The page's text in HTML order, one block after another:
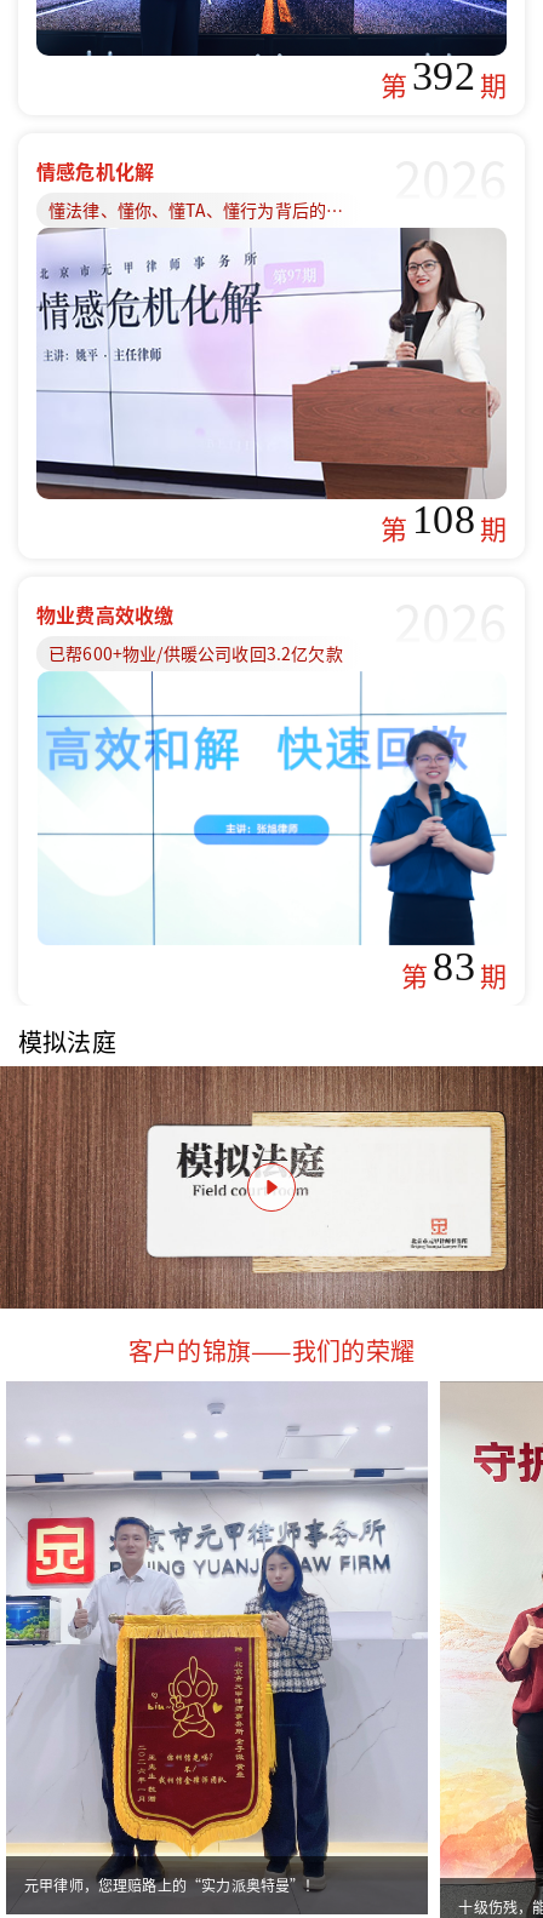
第392期
情感危机化解
懂法律、懂你、懂TA、懂行为背后的原因
第 108期
物业费高效收缴
已帮600+物业/供暖公司收回3.2亿欠款
第83期
模拟法庭
客户的锦旗——我们的荣耀
元甲律师，您理赔路上的“实力派奥特曼”！
十级伤残，